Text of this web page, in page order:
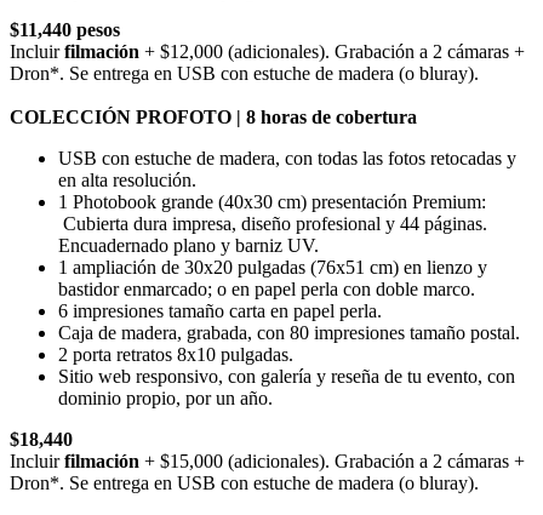
$11,440 pesos
Incluirfilmación + $12,000 (adicionales). Grabación a 2 cámaras +
Dron*. Se entrega en USB con estuche de madera (o bluray).
COLECCIÓN PROFOTO | 8 horas de cobertura
USB con estuche de madera, con todas las fotos retocadas y
en alta resolución.
1 Photobook grande (40x30 cm) presentación Premium:
Cubierta dura impresa, diseño profesional y 44 páginas.
Encuadernado plano y barniz UV.
1 ampliación de 30x20 pulgadas (76x51 cm) en lienzo y
bastidor enmarcado; o en papel perla con doble marco.
6 impresiones tamaño carta en papel perla.
Caja de madera, grabada, con 80 impresiones tamaño postal.
2 porta retratos 8x10 pulgadas.
Sitio web responsivo, con galería y reseña de tu evento, con
dominio propio, por un año.
$18,440
Incluirfilmación + $15,000 (adicionales). Grabación a 2 cámaras +
Dron*. Se entrega en USB con estuche de madera (o bluray).